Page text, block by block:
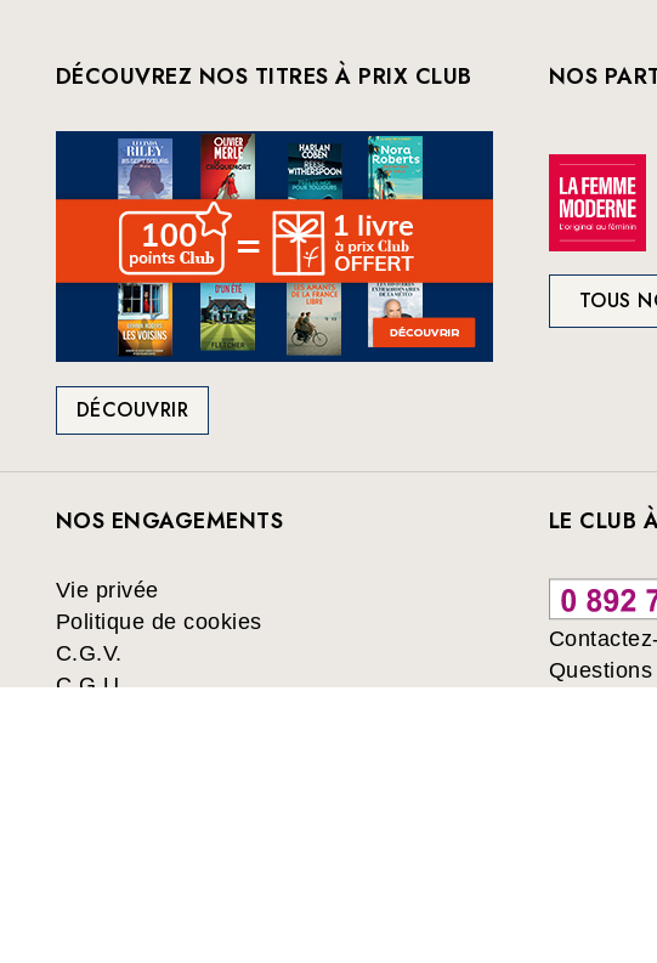
DÉCOUVREZ NOS TITRES À PRIX CLUB
DÉCOUVRIR
NOS
TOUS
NOS ENGAGEMENTS
Vie privée
Politique de cookies
C.G.V.
C.G.U.
LE CLUB